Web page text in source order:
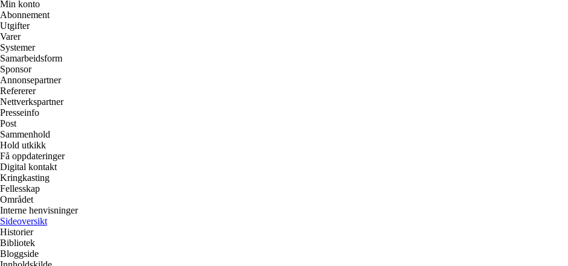
Min konto
Abonnement
Utgifter
Varer
Systemer
Samarbeidsform
Sponsor
Annonsepartner
Refererer
Nettverkspartner
Presseinfo
Post
Sammenhold
Hold utkikk
Få oppdateringer
Digital kontakt
Kringkasting
Fellesskap
Området
Interne henvisninger
Sideoversikt
Historier
Bibliotek
Bloggside